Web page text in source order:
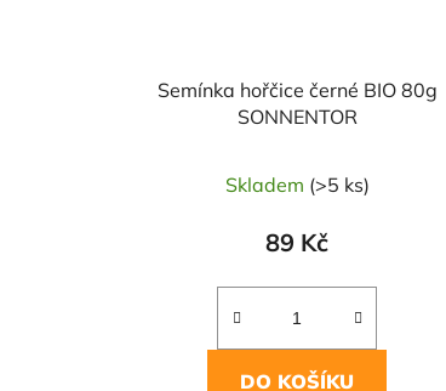
Semínka hořčice černé BIO 80g
SONNENTOR
Skladem (>5 ks)
89 Kč
DO KOŠÍKU